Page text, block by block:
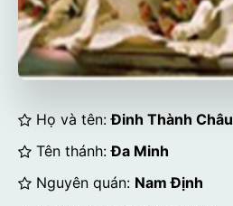
Họ và tên: Đinh Thành Châu
Tên thánh: Đa Minh
Nguyên quán: Nam Định